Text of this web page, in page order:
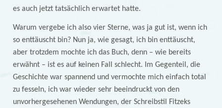
es auch jetzt tatsächlich erwartet hatte.
Warum vergebe ich also vier Sterne, was ja gut ist, wenn ich
so enttäuscht bin? Nun ja, wie gesagt, ich bin enttäuscht,
aber trotzdem mochte ich das Buch, denn – wie bereits
erwähnt – ist es auf keinen Fall schlecht. Im Gegenteil, die
Geschichte war spannend und vermochte mich einfach total
zu fesseln, ich war wieder sehr beeindruckt von den
unvorhergesehenen Wendungen, der Schreibstil Fitzeks